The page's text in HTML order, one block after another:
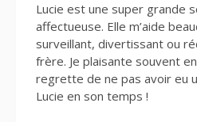
Lucie est une super grande
affectueuse. Elle m’aide
surveillant, divertissant ou
frère. Je plaisante souvent
regrette de ne pas avoir eu
Lucie en son temps !